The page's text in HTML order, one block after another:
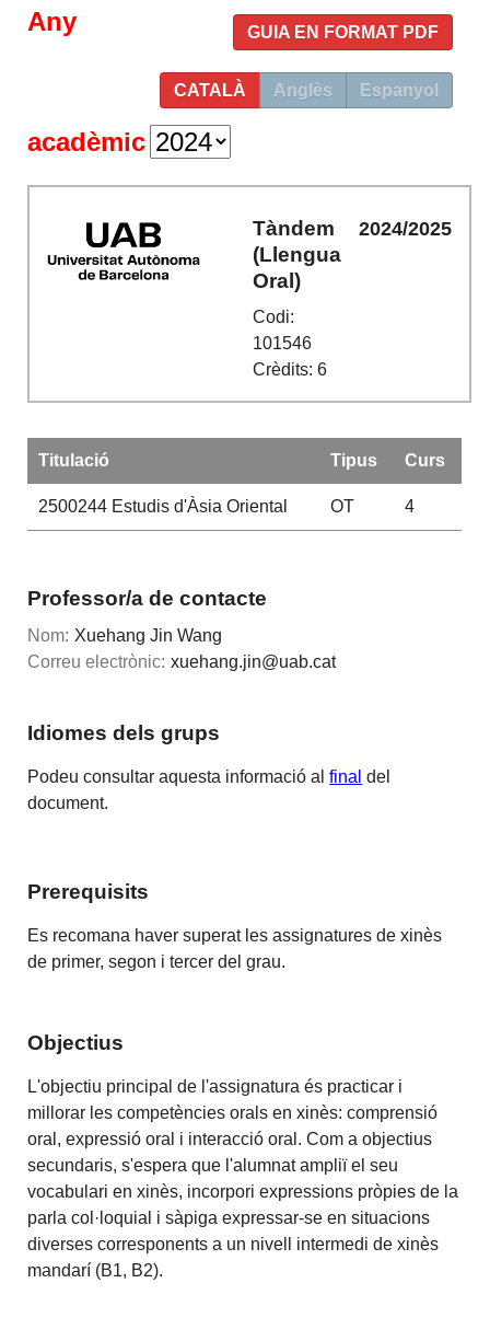
GUIA EN FORMAT PDF
CATALÀ Anglès Espanyol
Any
acadèmic
Tàndem
(Llengua
Oral)
Codi:
101546
Crèdits: 6
2024/2025
Titulació Tipus Curs
2500244Estudis d'Àsia Oriental OT 4
Professor/a de contacte
Nom: Xuehang Jin Wang
Correu electrònic: xuehang.jin@uab.cat
Idiomes dels grups
Podeu consultar aquesta informació alfinal del
document.
Prerequisits
Es recomana haver superat les assignatures de xinès
de primer, segon i tercer del grau.
Objectius
L'objectiu principal de l'assignatura és practicar i
millorar les competències orals en xinès: comprensió
oral, expressió oral i interacció oral. Com a objectius
secundaris, s'espera que l'alumnat ampliï el seu
vocabulari en xinès, incorpori expressions pròpies de la
parla col·loquial i sàpiga expressar-se en situacions
diverses corresponents a un nivell intermedi de xinès
mandarí (B1, B2).